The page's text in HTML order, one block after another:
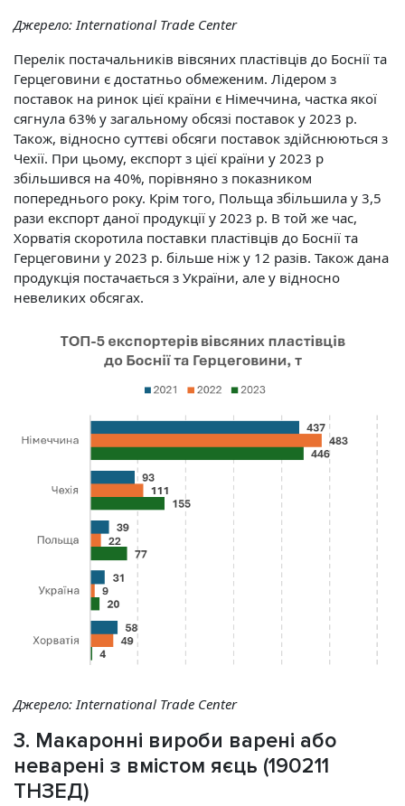
Джерело:International Trade Center
Перелік постачальників вівсяних пластівців до Боснії та
Герцеговини є достатньо обмеженим. Лідером з
поставок на ринок цієї країни є Німеччина, частка якої
сягнула 63% у загальному обсязі поставок у 2023 р.
Також, відносно суттєві обсяги поставок здійснюються з
Чехії. При цьому, експорт з цієї країни у 2023 р
збільшився на 40%, порівняно з показником
попереднього року. Крім того, Польща збільшила у 3,5
рази експорт даної продукції у 2023 р. В той же час,
Хорватія скоротила поставки пластівців до Боснії та
Герцеговини у 2023 р. більше ніж у 12 разів. Також дана
продукція постачається з України, але у відносно
невеликих обсягах.
Джерело:International Trade Center
3. Макароннi вироби варенi або
неваренi з вмістом яєць (190211
ТНЗЕД)